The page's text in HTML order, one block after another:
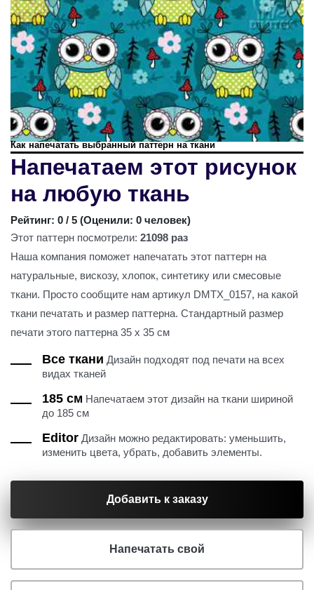
Как напечатать выбранный паттерн на ткани
Напечатаем этот рисунок
на любую ткань
Рейтинг: 0 / 5 (Оценили: 0 человек)
Этот паттерн посмотрели: 21098 раз
Наша компания поможет напечатать этот паттерн на
натуральные, вискозу, хлопок, синтетику или смесовые
ткани. Просто сообщите нам артикул DMTX_0157, на какой
ткани печатать и размер паттерна. Стандартный размер
печати этого паттерна 35 х 35 см
Все ткани Дизайн подходят под печати на всех
видах тканей
185 см Напечатаем этот дизайн на ткани шириной
до 185 см
Editor Дизайн можно редактировать: уменьшить,
изменить цвета, убрать, добавить элементы.
Добавить к заказу
Напечатать свой